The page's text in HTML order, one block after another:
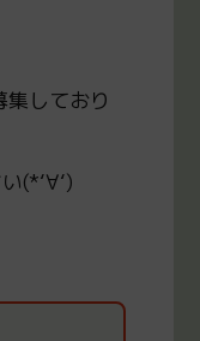
しており
(*‘∀‘)